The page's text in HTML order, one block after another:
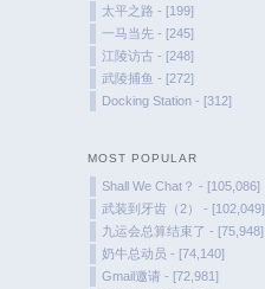
太平之路 - [199]
一马当先 - [245]
江陵访古 - [248]
武陵捕鱼 - [272]
Docking Station - [312]
MOST POPULAR
Shall We Chat？ - [105,086]
武装到牙齿（2） - [102,049]
九运会总算结束了 - [75,948]
奶牛总动员 - [74,140]
Gmail邀请 - [72,981]